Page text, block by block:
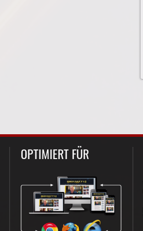
OPTIMIERT FÜR